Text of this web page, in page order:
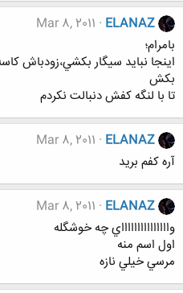
ELANAZ
Mar 8, 2011
بامرام؛
اينجا نبايد سيگار بكشي،زودباش
بكش
تا با لنگه كفش دنبالت نكردم
ELANAZ
Mar 8, 2011
آره كفم بريد
ELANAZ
Mar 8, 2011
واااااااااااااااي چه خوشگله
اول اسم منه
مرسي خيلي نازه